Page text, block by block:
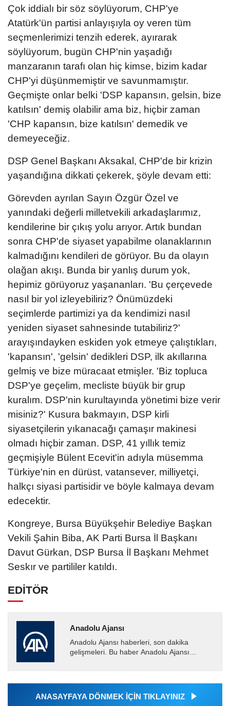
Çok iddialı bir söz söylüyorum, CHP'ye
Atatürk'ün partisi anlayışıyla oy veren tüm
seçmenlerimizi tenzih ederek, ayırarak
söylüyorum, bugün CHP'nin yaşadığı
manzaranın tarafı olan hiç kimse, bizim kadar
CHP'yi düşünmemiştir ve savunmamıştır.
Geçmişte onlar belki 'DSP kapansın, gelsin, bize
katılsın' demiş olabilir ama biz, hiçbir zaman
'CHP kapansın, bize katılsın' demedik ve
demeyeceğiz.
DSP Genel Başkanı Aksakal, CHP'de bir krizin
yaşandığına dikkati çekerek, şöyle devam etti:
Görevden ayrılan Sayın Özgür Özel ve
yanındaki değerli milletvekili arkadaşlarımız,
kendilerine bir çıkış yolu arıyor. Artık bundan
sonra CHP'de siyaset yapabilme olanaklarının
kalmadığını kendileri de görüyor. Bu da olayın
olağan akışı. Bunda bir yanlış durum yok,
hepimiz görüyoruz yaşananları. 'Bu çerçevede
nasıl bir yol izleyebiliriz? Önümüzdeki
seçimlerde partimizi ya da kendimizi nasıl
yeniden siyaset sahnesinde tutabiliriz?'
arayışındayken eskiden yok etmeye çalıştıkları,
'kapansın', 'gelsin' dedikleri DSP, ilk akıllarına
gelmiş ve bize müracaat etmişler. 'Biz topluca
DSP'ye geçelim, mecliste büyük bir grup
kuralım. DSP'nin kurultayında yönetimi bize verir
misiniz?' Kusura bakmayın, DSP kirli
siyasetçilerin yıkanacağı çamaşır makinesi
olmadı hiçbir zaman. DSP, 41 yıllık temiz
geçmişiyle Bülent Ecevit'in adıyla müsemma
Türkiye'nin en dürüst, vatansever, milliyetçi,
halkçı siyasi partisidir ve böyle kalmaya devam
edecektir.
Kongreye, Bursa Büyükşehir Belediye Başkan
Vekili Şahin Biba, AK Parti Bursa İl Başkanı
Davut Gürkan, DSP Bursa İl Başkanı Mehmet
Seskır ve partililer katıldı.
EDİTÖR
Anadolu Ajansı
Anadolu Ajansı haberleri, son dakika
gelişmeleri. Bu haber Anadolu Ajansı
tarafından geçilen tüm...
ANASAYFAYA DÖNMEK İÇİN TIKLAYINIZ